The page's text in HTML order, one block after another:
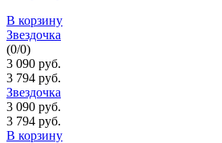
В корзину
Звездочка
(0/0)
3 090 руб.
3 794 руб.
Звездочка
3 090 руб.
3 794 руб.
В корзину